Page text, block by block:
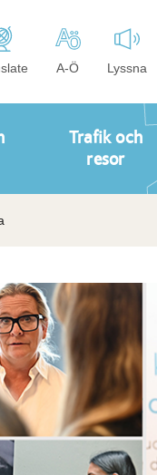
A-Ö Lyssna
Trafik och
resor